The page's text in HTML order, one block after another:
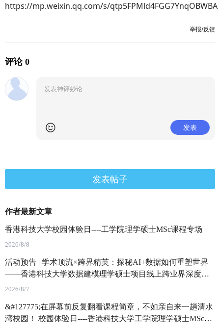
https://mp.weixin.qq.com/s/qtp5FPMld4FGG7YnqOBWBA
举报/反馈
评论 0
发表
发表帖子
作者最新文章
香港科技大学校园体验日----工学院理学硕士MSc课程专场
2026/8/8
活动预告 | 学术顶流×跨界精英：探秘AI+数据如何重塑世界
——香港科技大学数据建模理学硕士项目线上跨业界深度对
话 (暨DDM项目介绍)
2026/8/7
&#127775;在屏幕前反复翻看课程简章，不如亲自来一趟清水
湾校园！ 校园体验日----香港科技大学工学院理学硕士MSc课